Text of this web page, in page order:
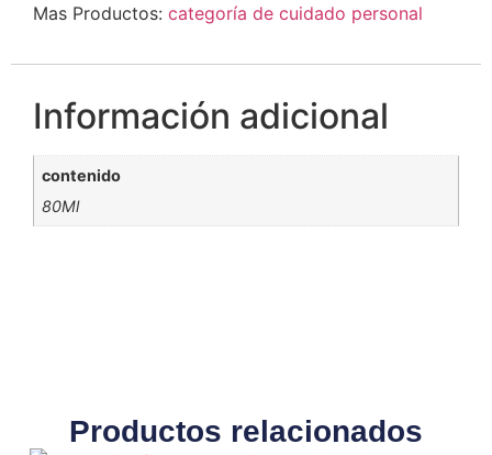
Mas Productos: categoría de cuidado personal
Información adicional
contenido
80Ml
Productos relacionados